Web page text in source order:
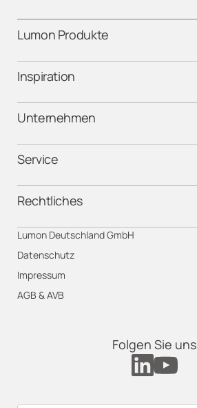
Lumon Produkte
Inspiration
Unternehmen
Service
Rechtliches
Lumon Deutschland GmbH
Datenschutz
Impressum
AGB & AVB
Folgen Sie uns